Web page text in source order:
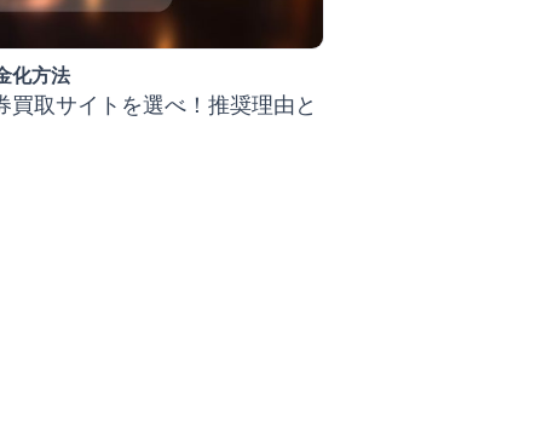
化方法
取サイトを選べ！推奨理由と